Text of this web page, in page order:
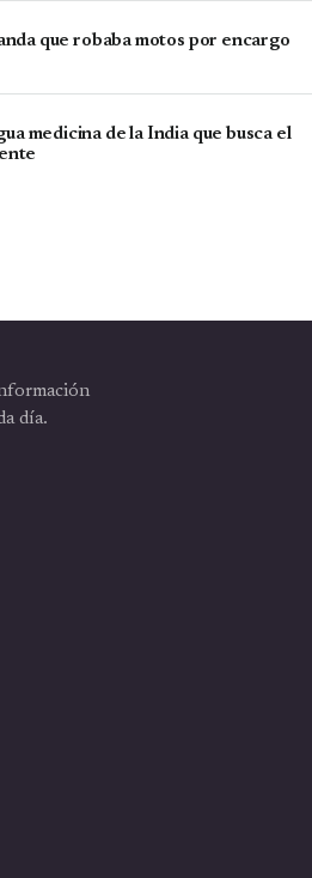
que robaba motos por encargo
medicina de la India que busca el
día.